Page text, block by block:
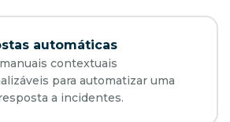
automáticas
contextuais
para automatizar uma
a incidentes.